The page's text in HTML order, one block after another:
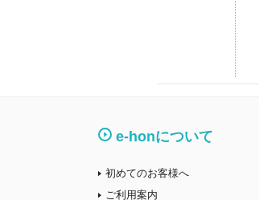
e-honについて
初めてのお客様へ
ご利用案内